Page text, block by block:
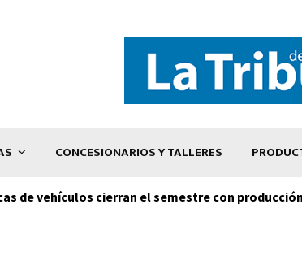
CONCESIONARIOS Y TALLERES
de vehículos cierran el semestre con